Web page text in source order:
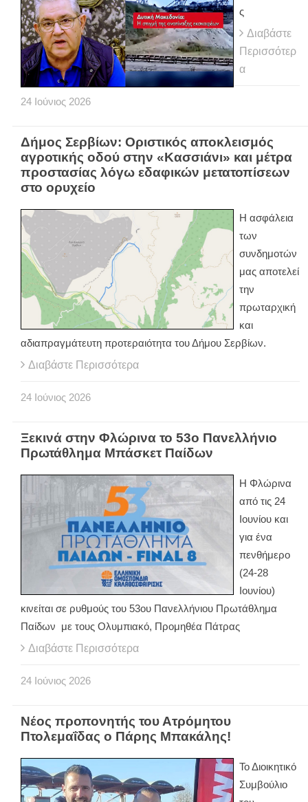
ς
Διαβάστε
Περισσότερ
α
24 Ιούνιος 2026
Δήμος Σερβίων: Οριστικός αποκλεισμός
αγροτικής οδού στην «Κασσιάνι» και μέτρα
προστασίας λόγω εδαφικών μετατοπίσεων
στο ορυχείο
Η ασφάλεια
των
συνδημοτών
μας αποτελεί
την
πρωταρχική
και
αδιαπραγμάτευτη προτεραιότητα του Δήμου Σερβίων.
Διαβάστε Περισσότερα
24 Ιούνιος 2026
Ξεκινά στην Φλώρινα το 53ο Πανελλήνιο
Πρωτάθλημα Μπάσκετ Παίδων
Η Φλώρινα
από τις 24
Ιουνίου και
για ένα
πενθήμερο
(24-28
Ιουνίου)
κινείται σε ρυθμούς του 53ου Πανελλήνιου Πρωτάθλημα
Παίδων με τους Ολυμπιακό, Προμηθέα Πάτρας
Διαβάστε Περισσότερα
24 Ιούνιος 2026
Νέος προπονητής του Ατρόμητου
Πτολεμαΐδας ο Πάρης Μπακάλης!
Το Διοικητικό
Συμβούλιο